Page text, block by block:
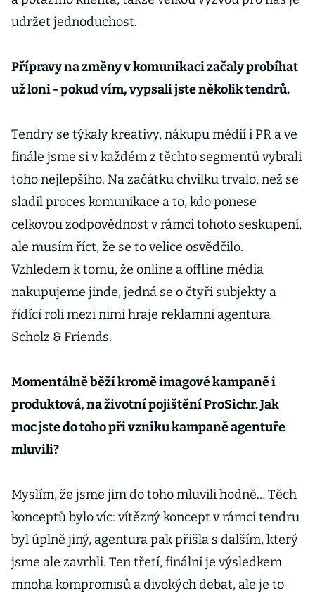
udržet jednoduchost.
Přípravy na změny v komunikaci začaly probíhat
už loni - pokud vím, vypsali jste několik tendrů.
Tendry se týkaly kreativy, nákupu médií i PR a ve
finále jsme si v každém z těchto segmentů vybrali
toho nejlepšího. Na začátku chvilku trvalo, než se
sladil proces komunikace a to, kdo ponese
celkovou zodpovědnost v rámci tohoto seskupení,
ale musím říct, že se to velice osvědčilo.
Vzhledem k tomu, že online a offline média
nakupujeme jinde, jedná se o čtyři subjekty a
řídící roli mezi nimi hraje reklamní agentura
Scholz & Friends.
Momentálně běží kromě imagové kampaně i
produktová, na životní pojištění ProSichr. Jak
moc jste do toho při vzniku kampaně agentuře
mluvili?
Myslím, že jsme jim do toho mluvili hodně… Těch
konceptů bylo víc: vítězný koncept v rámci tendru
byl úplně jiný, agentura pak přišla s dalším, který
jsme ale zavrhli. Ten třetí, finální je výsledkem
mnoha kompromisů a divokých debat, ale je to